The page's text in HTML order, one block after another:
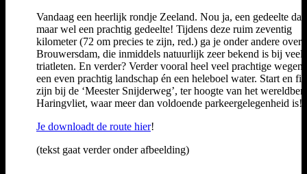
Vandaag een heerlijk rondje Zeeland. Nou ja, een gedeelte
maar wel een prachtig gedeelte! Tijdens deze ruim zeventig
kilometer (72 om precies te zijn, red.) ga je onder andere over
Brouwersdam, die inmiddels natuurlijk zeer bekend is bij veel
triatleten. En verder? Verder vooral heel veel prachtige wegen
een even prachtig landschap én een heleboel water. Start en
zijn bij de ‘Meester Snijderweg’, ter hoogte van het
Haringvliet, waar meer dan voldoende parkeergelegenheid is!
Je downloadt de route hier!
(tekst gaat verder onder afbeelding)